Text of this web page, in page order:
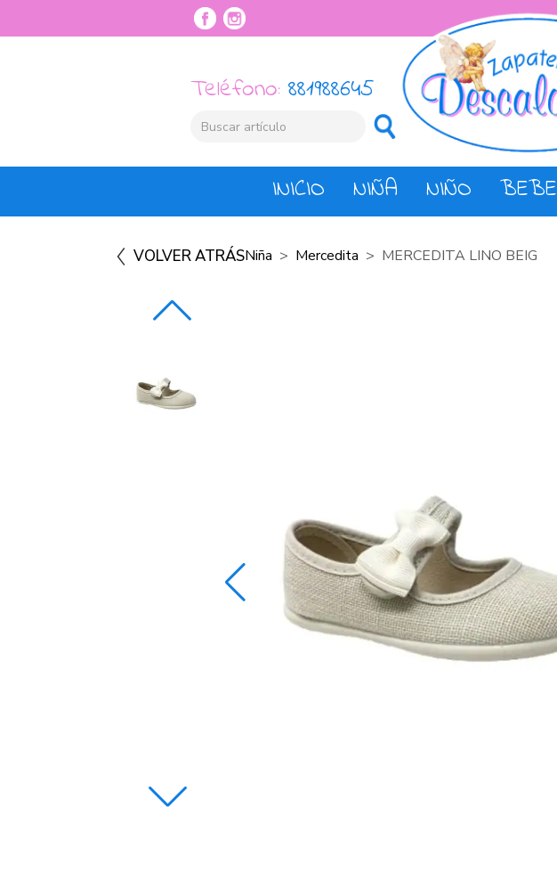
Teléfono: 881988645
INICIO NIÑA NIÑO BEBE
VOLVER ATRÁSNiña Mercedita MERCEDITA LINO BEIG